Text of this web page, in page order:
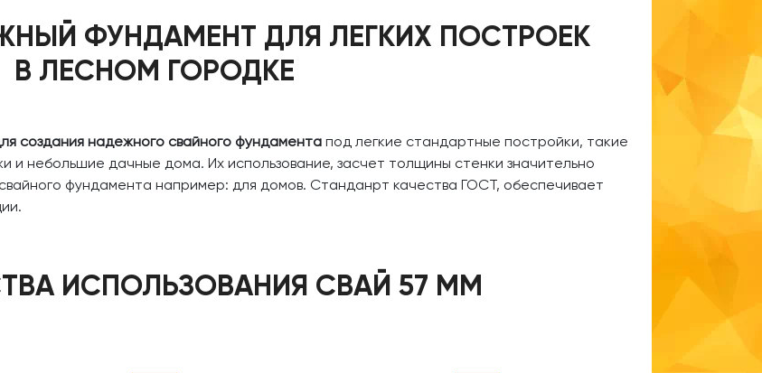
ФУНДАМЕНТ ДЛЯ ЛЕГКИХ ПОСТРОЕК
В ЛЕСНОМ ГОРОДКЕ
создания надежного свайного фундамента под легкие стандартные постройки, такие
и небольшие дачные дома. Их использование, засчет толщины стенки значительно
фундамента например: для домов. Станданрт качества ГОСТ, обеспечивает
ИСПОЛЬЗОВАНИЯ СВАЙ 57 ММ